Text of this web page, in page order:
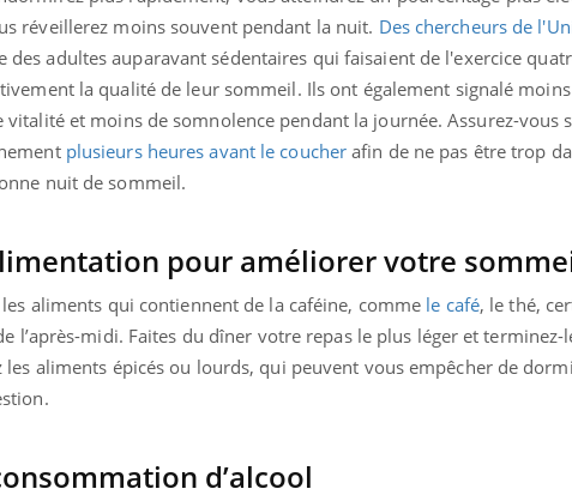
réveillerez moins souvent pendant la nuit. Des chercheurs de
des adultes auparavant sédentaires qui faisaient de l'exercice
la qualité de leur sommeil. Ils ont également signalé
et moins de somnolence pendant la journée. Assurez-vous
plusieurs heures avant le coucher afin de ne pas être trop
nuit de sommeil.
pour améliorer votre
aliments qui contiennent de la caféine, comme le café, le thé,
l’après-midi. Faites du dîner votre repas le plus léger et terminez-
les aliments épicés ou lourds, qui peuvent vous empêcher de
d’alcool